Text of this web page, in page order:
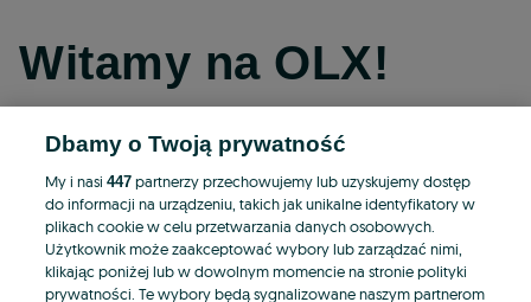
Witamy na OLX!
Kontynuuj przez Facebooka
Kontynuuj przez konto Apple
Dbamy o Twoją prywatność
My i nasi447 partnerzy przechowujemy lub uzyskujemy dostęp
do informacji na urządzeniu, takich jak unikalne identyfikatory w
plikach cookie w celu przetwarzania danych osobowych.
Użytkownik może zaakceptować wybory lub zarządzać nimi,
klikając poniżej lub w dowolnym momencie na stronie polityki
prywatności. Te wybory będą sygnalizowane naszym partnerom